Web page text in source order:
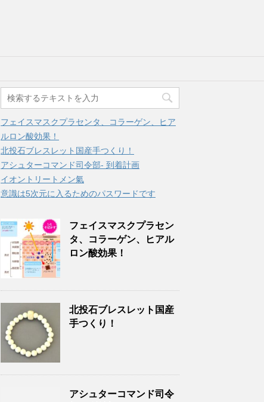
フェイスマスクプラセンタ、コラーゲン、ヒア
ルロン酸効果！
北投石ブレスレット国産手つくり！
アシュターコマンド司令部- 到着計画
イオントリートメン氣
意識は5次元に入るためのパスワードです
フェイスマスクプラセン
タ、コラーゲン、ヒアル
ロン酸効果！
北投石ブレスレット国産
手つくり！
アシュターコマンド司令